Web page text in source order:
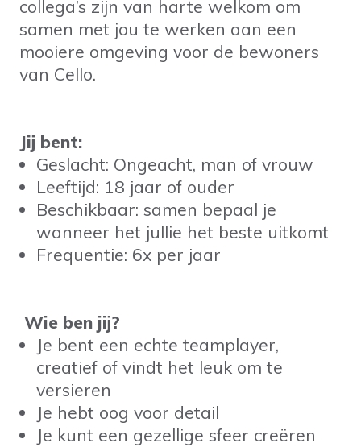
collega’s zijn van harte welkom om
samen met jou te werken aan een
mooiere omgeving voor de bewoners
van Cello.
Jij bent:
Geslacht: Ongeacht, man of vrouw
Leeftijd: 18 jaar of ouder
Beschikbaar: samen bepaal je
wanneer het jullie het beste uitkomt
Frequentie: 6x per jaar
Wie ben jij?
Je bent een echte teamplayer,
creatief of vindt het leuk om te
versieren
Je hebt oog voor detail
Je kunt een gezellige sfeer creëren